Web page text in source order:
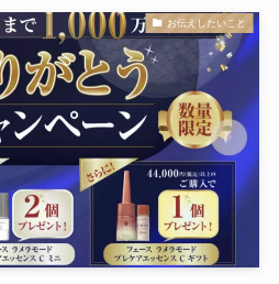
お伝えしたいこと